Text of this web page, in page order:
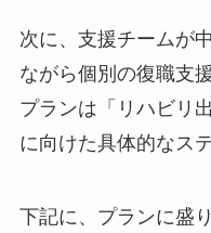
らなる支援チームを
から情報を共有し、
的で一貫性のあるサ
のチームが中心とな